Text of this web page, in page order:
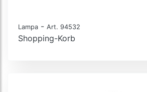
Lampa - Art. 94532
Shopping-Korb